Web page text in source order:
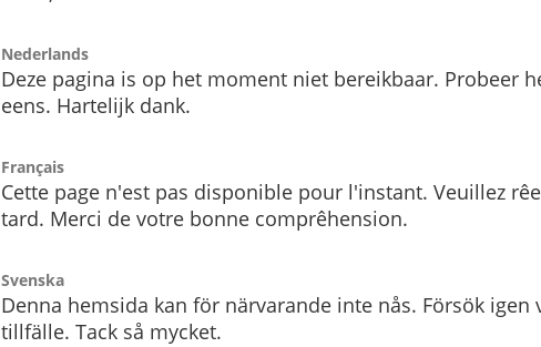
Nederlands
Deze pagina is op het moment niet bereikbaar. Probeer
eens. Hartelijk dank.
Français
Cette page n'est pas disponible pour l'instant. Veuillez
tard. Merci de votre bonne comprêhension.
Svenska
Denna hemsida kan för närvarande inte nås. Försök igen
tillfälle. Tack så mycket.